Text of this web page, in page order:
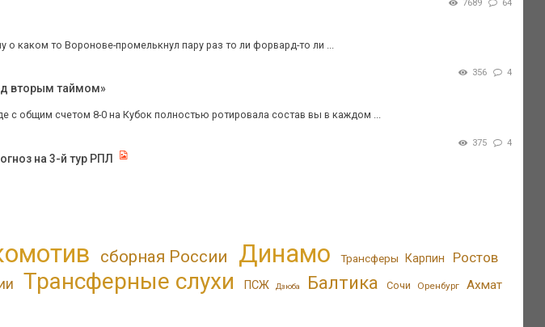
7689 64
каком то Воронове-промелькнул пару раз то ли форвард-то ли ...
356 4
вторым таймом»
с общим счетом 8-0 на Кубок полностью ротировала состав вы в каждом ...
375 4
на 3-й тур РПЛ
сборная России Динамо Трансферы Карпин Ростов
Трансферные слухи ПСЖ Дзюба Балтика Сочи Оренбург Ахмат